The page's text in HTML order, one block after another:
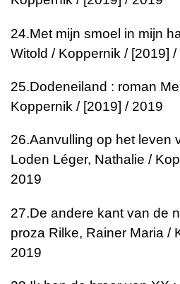
24.Met mijn smoel in mijn
Witold / Koppernik / [2019] /
25.Dodeneiland : roman
Koppernik / [2019] / 2019
26.Aanvulling op het leven
Loden Léger, Nathalie /
2019
27.De andere kant van de
proza Rilke, Rainer Maria /
2019